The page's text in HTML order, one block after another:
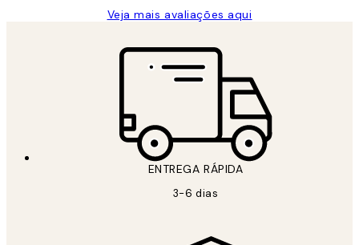
Veja mais avaliações aqui
ENTREGA RÁPIDA
3-6 dias